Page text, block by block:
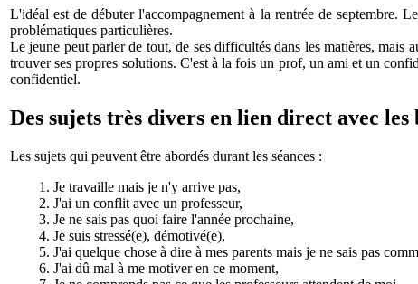
L'idéal est de débuter l'accompagnement à la rentrée de septembre.
problématiques particulières.
Le jeune peut parler de tout, de ses difficultés dans les matières, mais
trouver ses propres solutions. C'est à la fois un prof, un ami et un
confidentiel.
Des sujets très divers en lien direct avec les
Les sujets qui peuvent être abordés durant les séances :
1. Je travaille mais je n'y arrive pas,
2. J'ai un conflit avec un professeur,
3. Je ne sais pas quoi faire l'année prochaine,
4. Je suis stressé(e), démotivé(e),
5. J'ai quelque chose à dire à mes parents mais je ne sais pas
6. J'ai dû mal à me motiver en ce moment,